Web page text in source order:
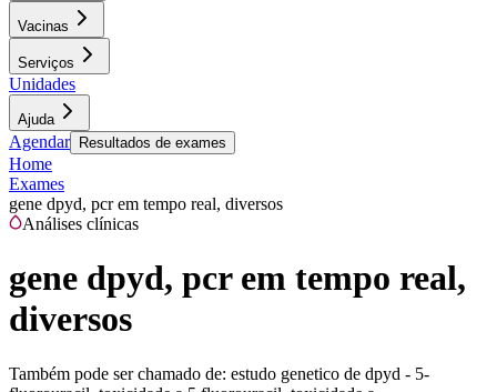
Vacinas
Serviços
Unidades
Ajuda
Agendar Resultados de exames
Home
Exames
gene dpyd, pcr em tempo real, diversos
Análises clínicas
gene dpyd, pcr em tempo real,
diversos
Também pode ser chamado de: estudo genetico de dpyd - 5-